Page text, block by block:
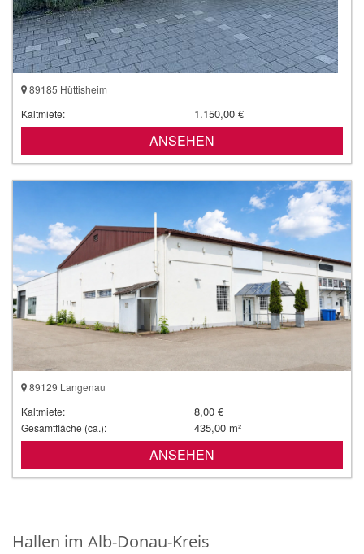
89185 Hüttisheim
Kaltmiete:
1.150,00 €
ANSEHEN
89129 Langenau
Kaltmiete:
8,00 €
Gesamtfläche (ca.): 435,00 m²
ANSEHEN
Hallen im Alb-Donau-Kreis